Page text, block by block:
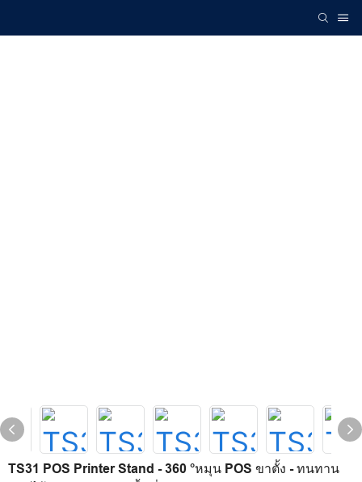
TS31 POS Printer Stand - 360 °หมุน POS ขาตั้ง - ทนทาน